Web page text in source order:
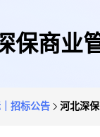
保商业
招标公告 河北深